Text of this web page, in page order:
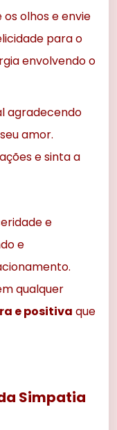
os olhos e envie
para o
envolvendo o
agradecendo
amor.
e sinta a
e
e
qualquer
e positiva que
Simpatia